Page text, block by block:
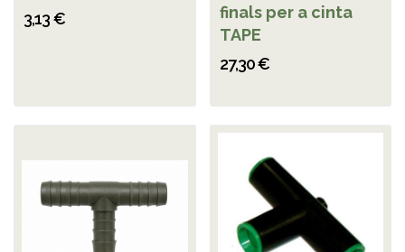
3,13 €
finals per a cinta
TAPE
27,30 €